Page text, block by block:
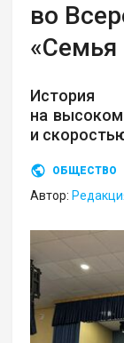
во
«Семья
История
на
и
ОБЩЕСТВО
Автор: